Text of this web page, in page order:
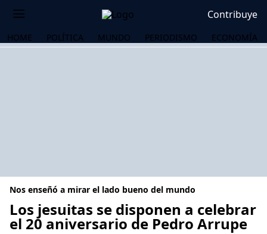
Contribuye
HOME POLÍTICA MUNDO PERIODISMO ECONOMÍA
Nos enseñó a mirar el lado bueno del mundo
Los jesuitas se disponen a celebrar
el 20 aniversario de Pedro Arrupe